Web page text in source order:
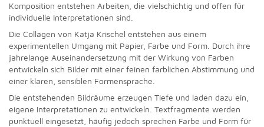
Komposition entstehen Arbeiten, die vielschichtig und offen für
individuelle Interpretationen sind.
Die Collagen von Katja Krischel entstehen aus einem
experimentellen Umgang mit Papier, Farbe und Form. Durch ihre
jahrelange Auseinandersetzung mit der Wirkung von Farben
entwickeln sich Bilder mit einer feinen farblichen Abstimmung und
einer klaren, sensiblen Formensprache.
Die entstehenden Bildräume erzeugen Tiefe und laden dazu ein,
eigene Interpretationen zu entwickeln. Textfragmente werden
punktuell eingesetzt, häufig jedoch sprechen Farbe und Form für